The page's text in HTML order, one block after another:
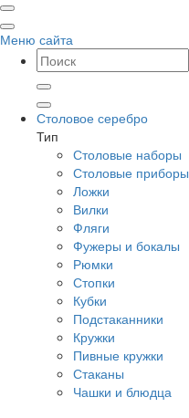
Меню сайта
Столовое серебро
Тип
Столовые наборы
Столовые приборы
Ложки
Вилки
Фляги
Фужеры и бокалы
Рюмки
Стопки
Кубки
Подстаканники
Кружки
Пивные кружки
Стаканы
Чашки и блюдца